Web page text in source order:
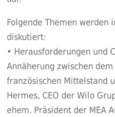
Folgende Themen werden
diskutiert:
• Herausforderungen und
Annäherung zwischen
französischen Mittelstand
Hermes, CEO der Wilo
ehem. Präsident der MEA